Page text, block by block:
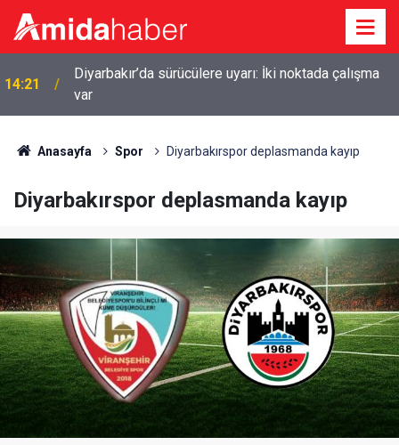
14:21
Diyarbakır’da sürücülere uyarı: İki noktada çalışma
var
14:01
Diyarbakır şehir hastanesinin açılışı tarihi belli oldu
Anasayfa Spor Diyarbakırspor deplasmanda kayıp
Diyarbakırspor deplasmanda kayıp